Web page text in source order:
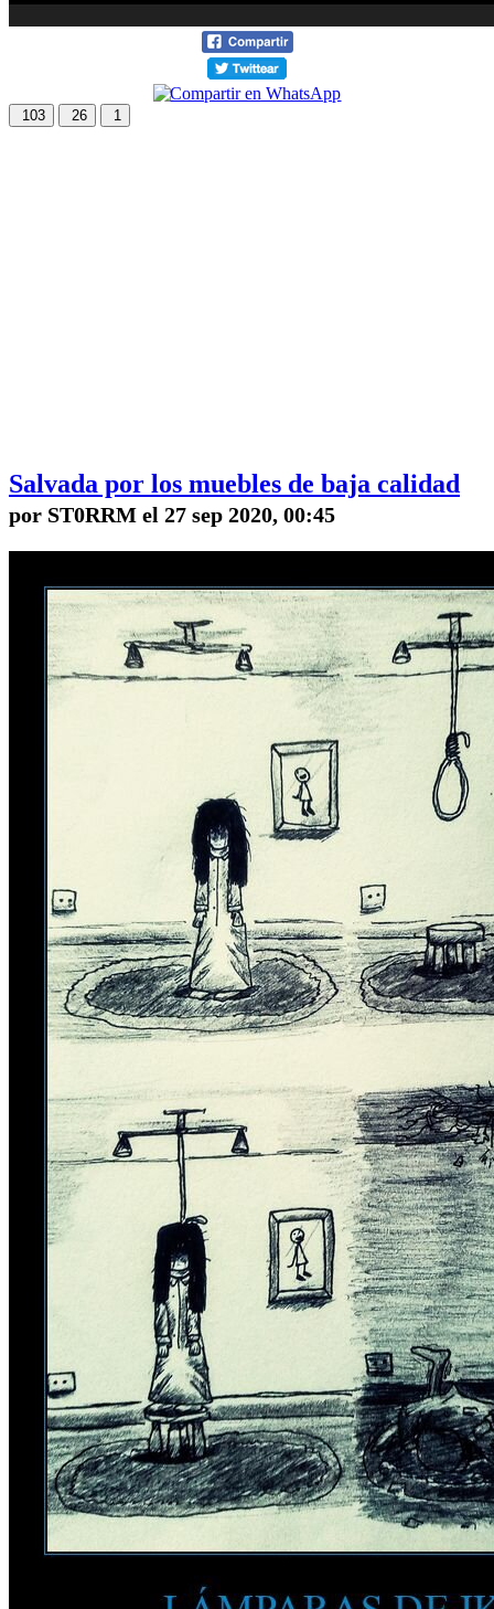
103 26 1
Salvada por los muebles de baja calidad
por ST0RRM el 27 sep 2020, 00:45